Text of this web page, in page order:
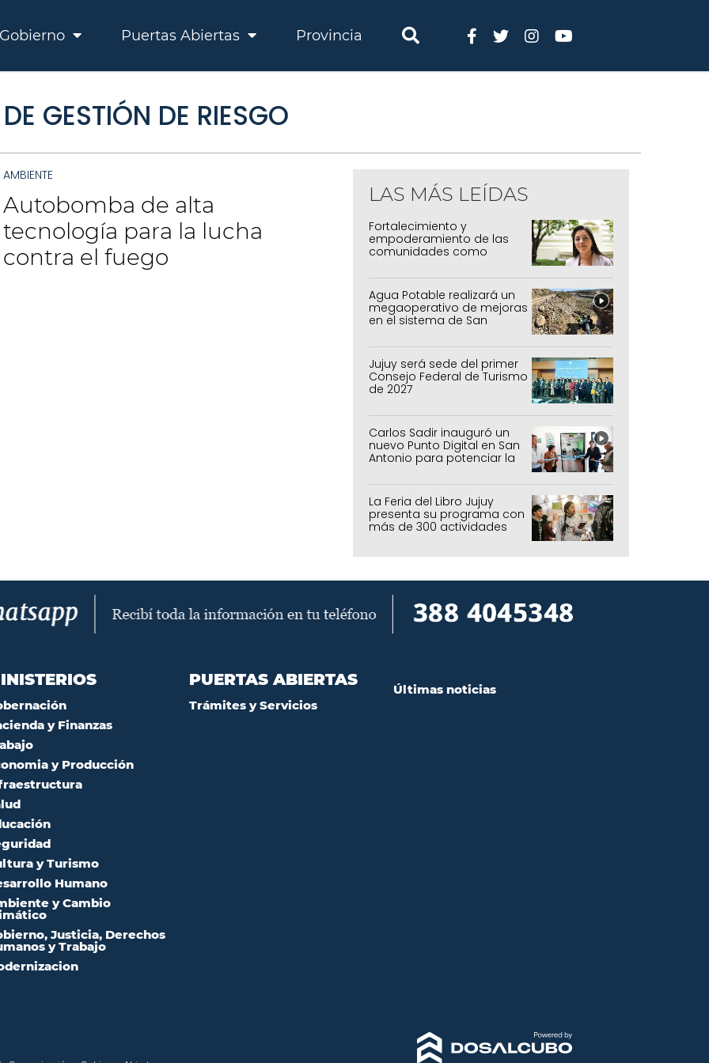
Gobierno Puertas Abiertas Provincia
GESTIÓN DE RIESGO
AMBIENTE
Autobomba de alta
tecnología para la lucha
contra el fuego
LAS MÁS LEÍDAS
Fortalecimiento y
empoderamiento de las
comunidades como
Agua Potable realizará un
megaoperativo de mejoras
en el sistema de San
Jujuy será sede del primer
Consejo Federal de Turismo
de 2027
Carlos Sadir inauguró un
nuevo Punto Digital en San
Antonio para potenciar la
inclusión tecnológica
La Feria del Libro Jujuy
presenta su programa con
más de 300 actividades
y Finanzas
y Producción
y Turismo
Humano
y Cambio
Justicia, Derechos
y Trabajo
PUERTAS ABIERTAS
Trámites y Servicios
Últimas noticias